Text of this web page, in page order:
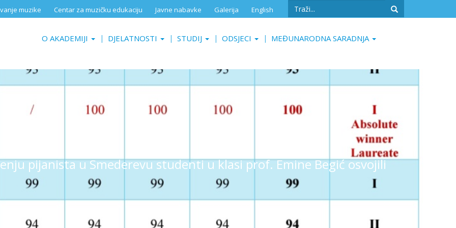
muzike Centar za muzičku edukaciju Javne nabavke Galerija English
Search
O AKADEMIJI DJELATNOSTI STUDIJ ODSJECI MEĐUNARODNA SARADNJA
pijanista u Smederevu studenti u klasi prof. Emine Begić osvojili